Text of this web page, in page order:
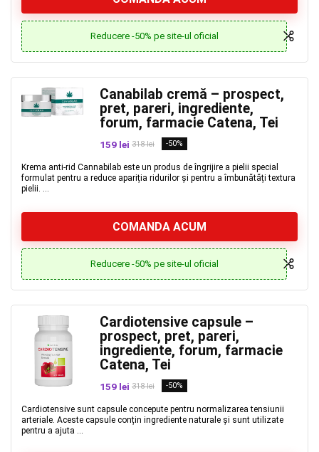
Reducere -50% pe site-ul oficial
Canabilab cremă – prospect,
pret, pareri, ingrediente,
forum, farmacie Catena, Tei
159 lei 318 lei -50%
Krema anti-rid Cannabilab este un produs de îngrijire a pielii special
formulat pentru a reduce apariția ridurilor și pentru a îmbunătăți textura
pielii. ...
COMANDA ACUM
Reducere -50% pe site-ul oficial
Cardiotensive capsule –
prospect, pret, pareri,
ingrediente, forum, farmacie
Catena, Tei
159 lei 318 lei -50%
Cardiotensive sunt capsule concepute pentru normalizarea tensiunii
arteriale. Aceste capsule conțin ingrediente naturale și sunt utilizate
pentru a ajuta ...